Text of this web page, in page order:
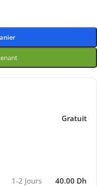
Gratuit
1-2 Jours 40.00 Dh